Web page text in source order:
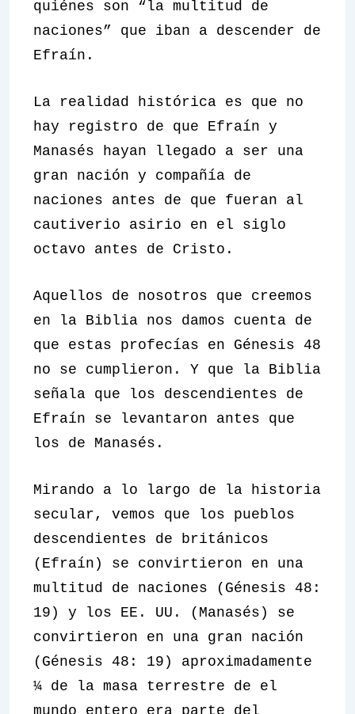
quiénes son “la multitud de
naciones” que iban a descender de
Efraín.
La realidad histórica es que no
hay registro de que Efraín y
Manasés hayan llegado a ser una
gran nación y compañía de
naciones antes de que fueran al
cautiverio asirio en el siglo
octavo antes de Cristo.
Aquellos de nosotros que creemos
en la Biblia nos damos cuenta de
que estas profecías en Génesis 48
no se cumplieron. Y que la Biblia
señala que los descendientes de
Efraín se levantaron antes que
los de Manasés.
Mirando a lo largo de la historia
secular, vemos que los pueblos
descendientes de británicos
(Efraín) se convirtieron en una
multitud de naciones (Génesis 48:
19) y los EE. UU. (Manasés) se
convirtieron en una gran nación
(Génesis 48: 19) aproximadamente
¼ de la masa terrestre de el
mundo entero era parte del